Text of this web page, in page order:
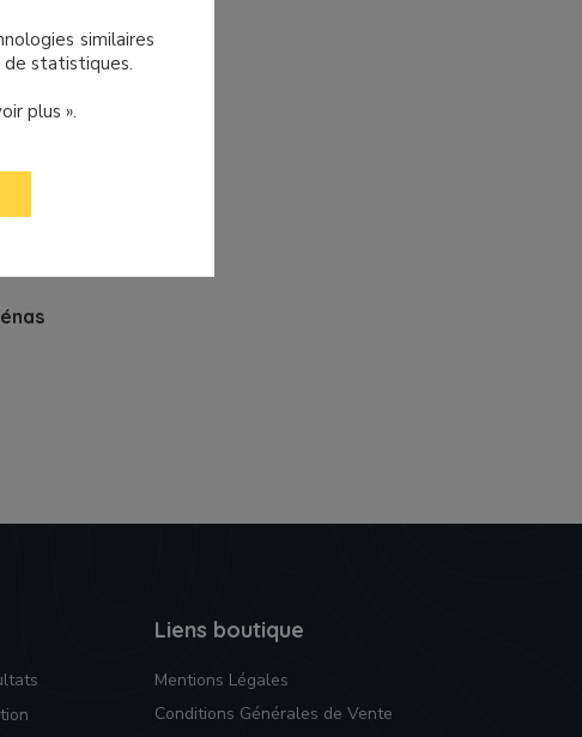
similaires
de statistiques.
plus ».
Liens boutique
Mentions Légales
Conditions Générales de Vente